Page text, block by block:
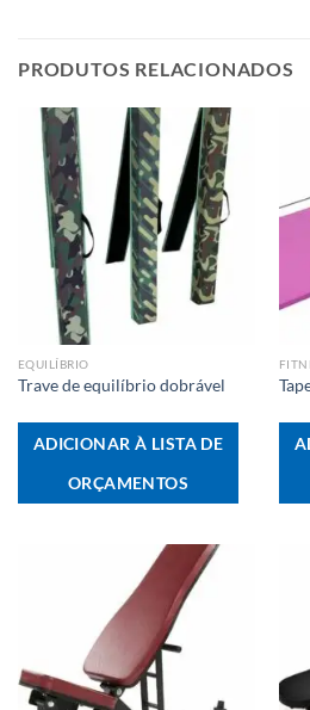
PRODUTOS RELACIONADOS
EQUILÍBRIO
Trave de equilíbrio dobrável
ADICIONAR À LISTA DE
ORÇAMENTOS